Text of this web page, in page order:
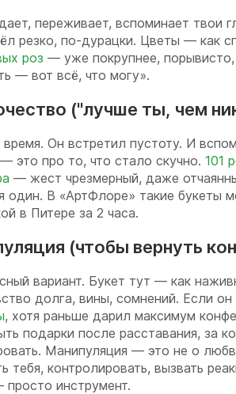
переживает, вспоминает твои
резко, по-дурацки. Цветы — как
роз — уже покрупнее,
— вот всё, что могу».
("лучше ты, чем
Он встретил пустоту. И
это про то, что стало скучно. 101
— жест чрезмерный, даже
один. В «АртФлоре» такие букеты
в Питере за 2 часа.
(чтобы вернуть
вариант. Букет тут — как
долга, вины, сомнений. Если
, хотя раньше дарил максимум
подарки после расставания, за
Манипуляция — это не о
тебя, контролировать, вызвать
инструмент.